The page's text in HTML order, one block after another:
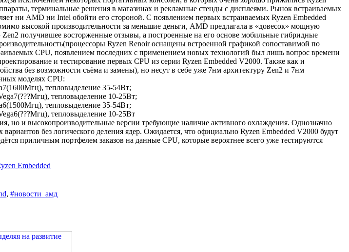
терминальные решения в магазинах и рекламные стенды с дисплеями. Рынок встраиваемых
ни AMD ни Intel обойти его стороной. С появлением первых встраиваемых Ryzen Embedded
высокой производительности за меньшие деньги, AMD предлагала в «довесок» мощную
получившее восторженные отзывы, а построенные на его основе мобильные гибридные
Ryzen Renoir оснащены встроенной графикой сопоставимой по
CPU, появлением последних с применением новых технологий был лишь вопрос времени
и тестирование первых CPU из серии Ryzen Embedded V2000. Также как и
без возможности съёма и замены), но несут в себе уже 7нм архитектуру Zen2 и 7нм
моделях CPU:
тепловыделение 35-54Вт;
тепловыделение 10-25Вт;
тепловыделение 35-54Вт;
тепловыделение 10-25Вт
но и высокопроизводительные версии требующие наличие активного охлаждения. Однозначно
без логического деления ядер. Ожидается, что официально Ryzen Embedded V2000 будут
приличным портфелем заказов на данные CPU, которые вероятнее всего уже тестируются
Embedded
, #новости_амд